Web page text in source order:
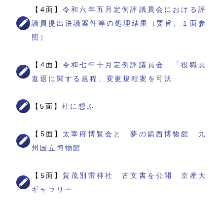
【4面】令和六年五月定例評議員会における評
議員提出決議案件等の処理結果（要旨、１面参
照）
【4面】令和七年十月定例評議員会 「役職員
進退に関する規程」変更規程案を可決
【5面】 杜に想ふ
【5面】 太宰府博覧会と 夢の鎮西博物館 九
州国立博物館
【5面】賀茂別雷神社 古文書を公開 京産大
ギャラリー